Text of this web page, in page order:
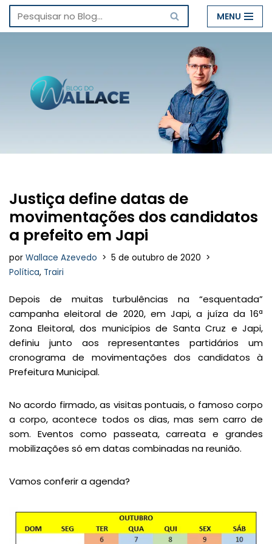
Pular
conteúdo
MENU
Justiça define datas de
movimentações dos candidatos
a prefeito em Japi
por Wallace Azevedo
5 de outubro de 2020
Política, Trairi
Depois de muitas turbulências na “esquentada”
campanha eleitoral de 2020, em Japi, a juíza da 16ª
Zona Eleitoral, dos municípios de Santa Cruz e Japi,
definiu junto aos representantes partidários um
cronograma de movimentações dos candidatos à
Prefeitura Municipal.
No acordo firmado, as visitas pontuais, o famoso corpo
a corpo, acontece todos os dias, mas sem carro de
som. Eventos como passeata, carreata e grandes
mobilizações só em datas combinadas na reunião.
Vamos conferir a agenda?